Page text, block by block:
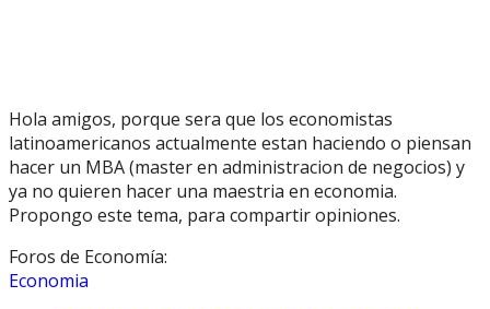
Hola amigos, porque sera que los economistas
latinoamericanos actualmente estan haciendo o piensan
hacer un MBA (master en administracion de negocios) y
ya no quieren hacer una maestria en economia.
Propongo este tema, para compartir opiniones.
Foros de Economía:
Economia